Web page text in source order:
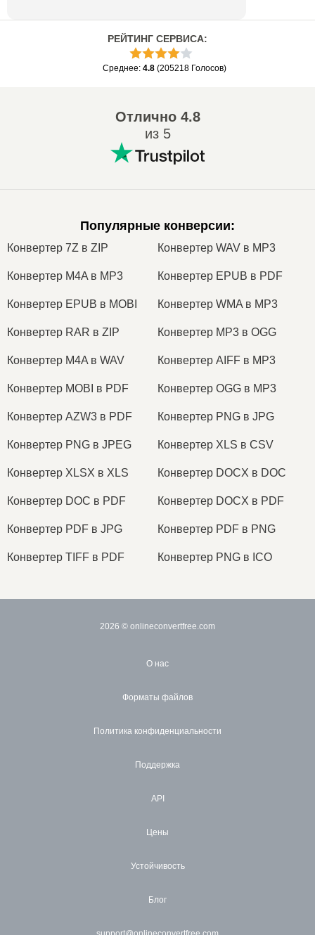
РЕЙТИНГ СЕРВИСА:
Среднее: 4.8 (205218 Голосов)
Отлично4.8
из 5
Популярные конверсии:
Конвертер 7Z в ZIP Конвертер WAV в MP3
Конвертер M4A в MP3 Конвертер EPUB в PDF
Конвертер EPUB в MOBI Конвертер WMA в MP3
Конвертер RAR в ZIP Конвертер MP3 в OGG
Конвертер M4A в WAV Конвертер AIFF в MP3
Конвертер MOBI в PDF Конвертер OGG в MP3
Конвертер AZW3 в PDF Конвертер PNG в JPG
Конвертер PNG в JPEG Конвертер XLS в CSV
Конвертер XLSX в XLS Конвертер DOCX в DOC
Конвертер DOC в PDF Конвертер DOCX в PDF
Конвертер PDF в JPG Конвертер PDF в PNG
Конвертер TIFF в PDF Конвертер PNG в ICO
2026 © onlineconvertfree.com
О нас
Форматы файлов
Политика конфиденциальности
Поддержка
API
Цены
Устойчивость
Блог